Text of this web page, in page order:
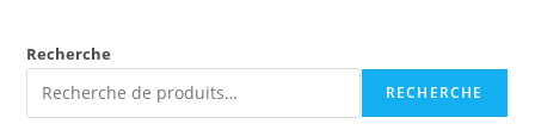
Recherche
RECHERCHE